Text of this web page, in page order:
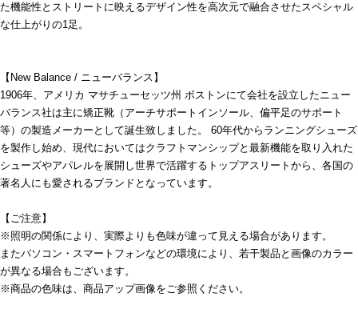
た機能性とストリートに映えるデザイン性を高次元で融合させたスペシャル
な仕上がりの1足。
【New Balance / ニューバランス】
1906年、アメリカ マサチューセッツ州 ボストンにて会社を設立したニュー
バランス社は主に矯正靴（アーチサポートインソール、偏平足のサポート
等）の製造メーカーとして誕生致しました。 60年代からランニングシューズ
を製作し始め、現代においてはクラフトマンシップと最新機能を取り入れた
シューズやアパレルを展開し世界で活躍するトップアスリートから、各国の
著名人にも愛されるブランドとなっています。
【ご注意】
※照明の関係により、実際よりも色味が違って見える場合があります。
またパソコン・スマートフォンなどの環境により、若干製品と画像のカラー
が異なる場合もございます。
※商品の色味は、商品アップ画像をご参照ください。